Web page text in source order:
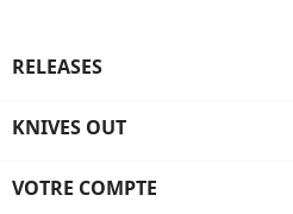
RELEASES
KNIVES OUT
VOTRE COMPTE